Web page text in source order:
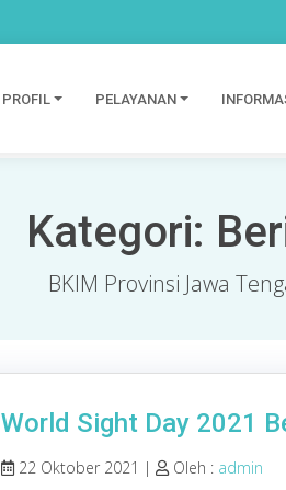
PROFIL PELAYANAN
Kategori:
BKIM Provinsi Jawa
World Sight Day 2021
22 Oktober 2021 | Oleh : admin